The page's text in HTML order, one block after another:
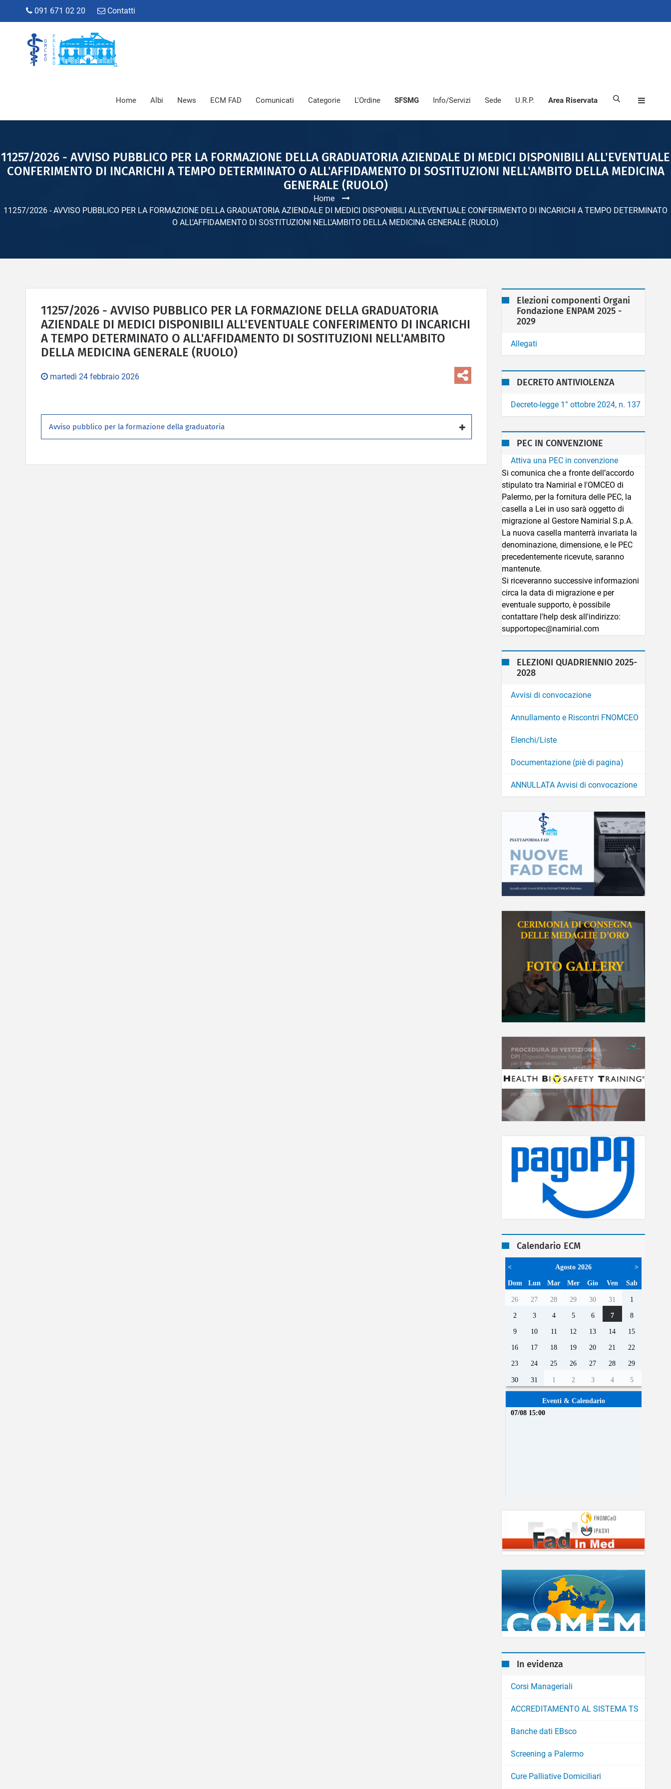
091 671 02 20 Contatti
Home Albi News ECM FAD Comunicati Categorie L'Ordine SFSMG Info/Servizi Sede U.R.P. Area Riservata
11257/2026 - AVVISO PUBBLICO PER LA FORMAZIONE DELLA GRADUATORIA AZIENDALE DI MEDICI DISPONIBILI ALL'EVENTUALE
CONFERIMENTO DI INCARICHI A TEMPO DETERMINATO O ALL'AFFIDAMENTO DI SOSTITUZIONI NELL'AMBITO DELLA MEDICINA
GENERALE (RUOLO)
Home
11257/2026 - AVVISO PUBBLICO PER LA FORMAZIONE DELLA GRADUATORIA AZIENDALE DI MEDICI DISPONIBILI ALL'EVENTUALE CONFERIMENTO DI INCARICHI A TEMPO DETERMINATO
O ALL'AFFIDAMENTO DI SOSTITUZIONI NELL'AMBITO DELLA MEDICINA GENERALE (RUOLO)
11257/2026 - AVVISO PUBBLICO PER LA FORMAZIONE DELLA GRADUATORIA
AZIENDALE DI MEDICI DISPONIBILI ALL'EVENTUALE CONFERIMENTO DI INCARICHI
A TEMPO DETERMINATO O ALL'AFFIDAMENTO DI SOSTITUZIONI NELL'AMBITO
DELLA MEDICINA GENERALE (RUOLO)
martedì 24 febbraio 2026
Avviso pubblico per la formazione della graduatoria
Elezioni componenti Organi
Fondazione ENPAM 2025 -
2029
Allegati
DECRETO ANTIVIOLENZA
Decreto-legge 1° ottobre 2024, n. 137
PEC IN CONVENZIONE
Attiva una PEC in convenzione
Si comunica che a fronte dell’accordo
stipulato tra Namirial e l'OMCEO di
Palermo, per la fornitura delle PEC, la
casella a Lei in uso sarà oggetto di
migrazione al Gestore Namirial S.p.A.
La nuova casella manterrà invariata la
denominazione, dimensione, e le PEC
precedentemente ricevute, saranno
mantenute.
Si riceveranno successive informazioni
circa la data di migrazione e per
eventuale supporto, è possibile
contattare l'help desk all'indirizzo:
supportopec@namirial.com
ELEZIONI QUADRIENNIO 2025-
2028
Avvisi di convocazione
Annullamento e Riscontri FNOMCEO
Elenchi/Liste
Documentazione (piè di pagina)
ANNULLATA Avvisi di convocazione
Calendario ECM
< Agosto 2026 >
Dom Lun Mar Mer Gio Ven Sab
26 27 28 29 30 31 1
2 3 4 5 6 7 8
9 10 11 12 13 14 15
16 17 18 19 20 21 22
23 24 25 26 27 28 29
30 31 1 2 3 4 5
Eventi & Calendario
07/08 15:00
In evidenza
Corsi Manageriali
ACCREDITAMENTO AL SISTEMA TS
Banche dati EBsco
Screening a Palermo
Cure Palliative Domiciliari